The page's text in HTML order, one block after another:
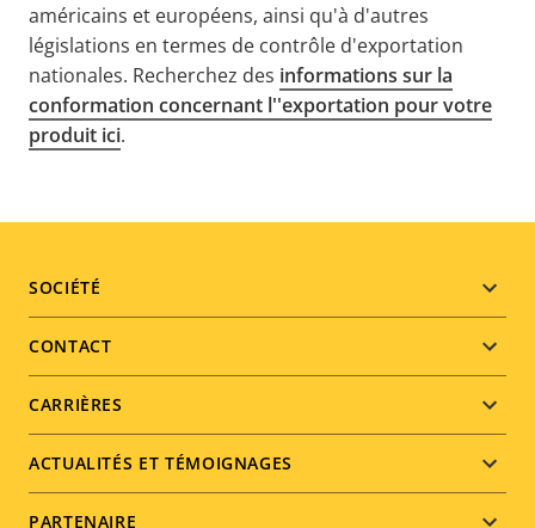
américains et européens, ainsi qu'à d'autres
législations en termes de contrôle d'exportation
nationales. Recherchez des informations sur la
conformation concernant l''exportation pour votre
produit ici.
Footer
menu
SOCIÉTÉ
CONTACT
CARRIÈRES
ACTUALITÉS ET TÉMOIGNAGES
PARTENAIRE